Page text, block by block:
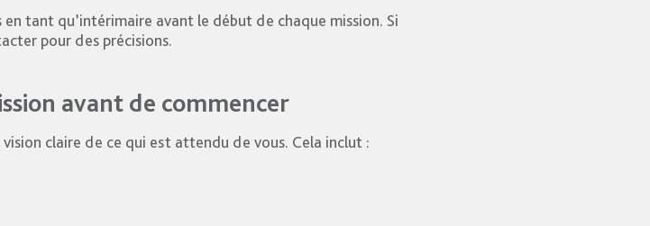
tant qu’intérimaire avant le début de chaque mission. Si
pour des précisions.
avant de commencer
claire de ce qui est attendu de vous. Cela inclut :